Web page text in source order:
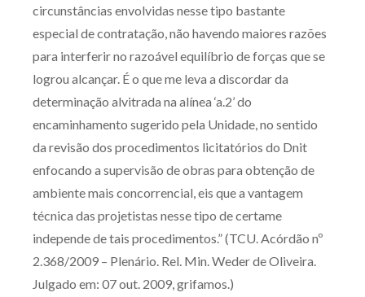
circunstâncias envolvidas nesse tipo bastante
especial de contratação, não havendo maiores razões
para interferir no razoável equilíbrio de forças que se
logrou alcançar. É o que me leva a discordar da
determinação alvitrada na alínea ‘a.2’ do
encaminhamento sugerido pela Unidade, no sentido
da revisão dos procedimentos licitatórios do Dnit
enfocando a supervisão de obras para obtenção de
ambiente mais concorrencial, eis que a vantagem
técnica das projetistas nesse tipo de certame
independe de tais procedimentos.” (TCU. Acórdão nº
2.368/2009 – Plenário. Rel. Min. Weder de Oliveira.
Julgado em: 07 out. 2009, grifamos.)